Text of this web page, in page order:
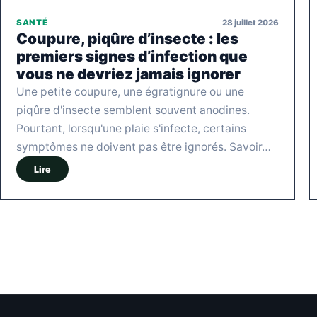
SANTÉ 28 juillet 2026
Coupure, piqûre d’insecte : les
premiers signes d’infection que
vous ne devriez jamais ignorer
Une petite coupure, une égratignure ou une
piqûre d'insecte semblent souvent anodines.
Pourtant, lorsqu'une plaie s'infecte, certains
symptômes ne doivent pas être ignorés. Savoir…
Lire